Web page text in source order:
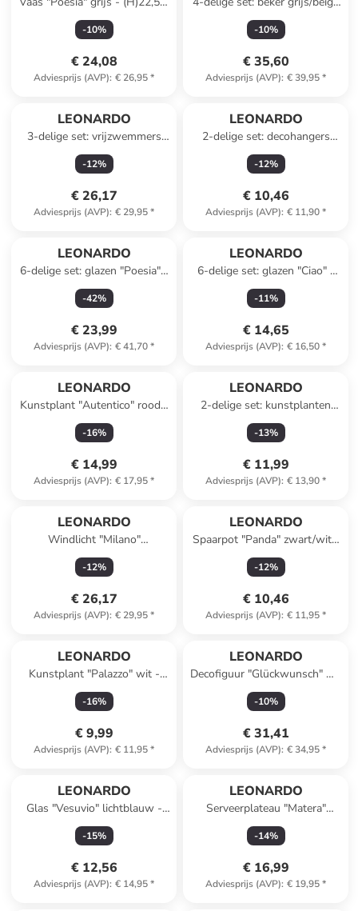
Ø 19 cm
-10%
€ 24,08
Adviesprijs (AVP): € 26,95*
- 330 ml
-10%
€ 35,60
Adviesprijs (AVP): € 39,95*
LEONARDO
3-delige set: vrijzwemmers
"Clownvis Dolfijn Vis''
meerkleurig - (L)21 cm
-12%
€ 26,17
Adviesprijs (AVP): € 29,95*
LEONARDO
2-delige set: decohangers
lichtroze/paars - (L)7 cm
-12%
€ 10,46
Adviesprijs (AVP): € 11,90*
LEONARDO
6-delige set: glazen "Poesia" -
380 ml
-42%
€ 23,99
Adviesprijs (AVP): € 41,70*
LEONARDO
6-delige set: glazen "Ciao" -
215 ml
-11%
€ 14,65
Adviesprijs (AVP): € 16,50*
LEONARDO
Kunstplant "Autentico" rood -
(L)55 cm
-16%
€ 14,99
Adviesprijs (AVP): € 17,95*
LEONARDO
2-delige set: kunstplanten
"Sea Holly" rood - (L)65 cm
-13%
€ 11,99
Adviesprijs (AVP): € 13,90*
LEONARDO
Windlicht "Milano"
transparant - (H)18 x Ø 15,7
cm
-12%
€ 26,17
Adviesprijs (AVP): € 29,95*
LEONARDO
Spaarpot "Panda" zwart/wit -
(H)12 x Ø 9 cm
-12%
€ 10,46
Adviesprijs (AVP): € 11,95*
LEONARDO
Kunstplant "Palazzo" wit -
(L)60 cm
-16%
€ 9,99
Adviesprijs (AVP): € 11,95*
LEONARDO
Decofiguur "Glückwunsch" wit
- (B)20 x (H)19 cm
-10%
€ 31,41
Adviesprijs (AVP): € 34,95*
LEONARDO
Glas "Vesuvio" lichtblauw -
330 ml
-15%
€ 12,56
Adviesprijs (AVP): € 14,95*
LEONARDO
Serveerplateau "Matera"
blauw - (B)22 x (H)12 cm
-14%
€ 16,99
Adviesprijs (AVP): € 19,95*